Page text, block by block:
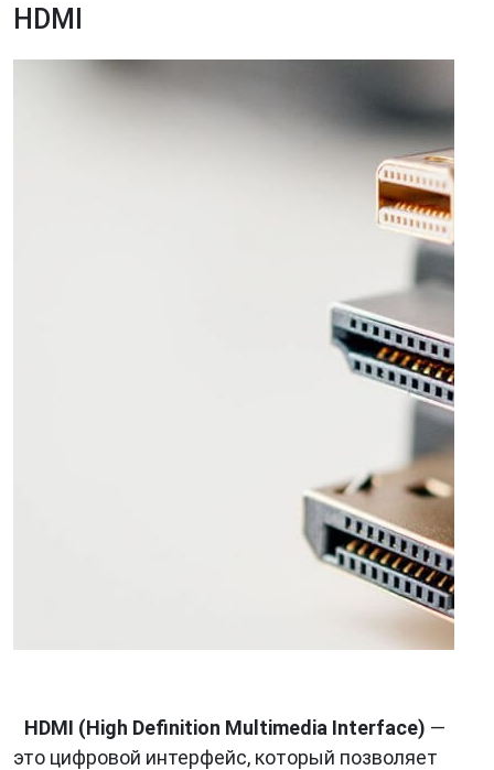
HDMI
HDMI (High Definition Multimedia Interface) —
это цифровой интерфейс, который позволяет